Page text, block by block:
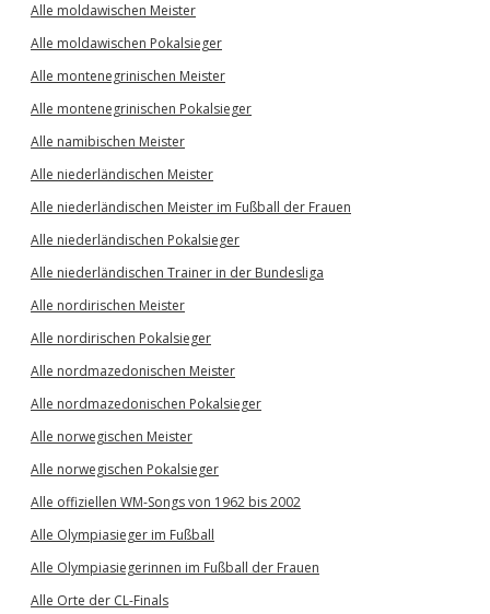
Alle moldawischen Meister
Alle moldawischen Pokalsieger
Alle montenegrinischen Meister
Alle montenegrinischen Pokalsieger
Alle namibischen Meister
Alle niederländischen Meister
Alle niederländischen Meister im Fußball der Frauen
Alle niederländischen Pokalsieger
Alle niederländischen Trainer in der Bundesliga
Alle nordirischen Meister
Alle nordirischen Pokalsieger
Alle nordmazedonischen Meister
Alle nordmazedonischen Pokalsieger
Alle norwegischen Meister
Alle norwegischen Pokalsieger
Alle offiziellen WM-Songs von 1962 bis 2002
Alle Olympiasieger im Fußball
Alle Olympiasiegerinnen im Fußball der Frauen
Alle Orte der CL-Finals